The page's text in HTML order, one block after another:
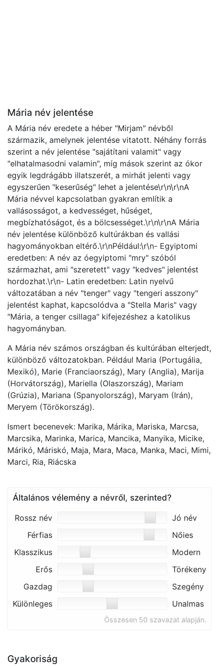
Mária név jelentése
A Mária név eredete a héber "Mirjam" névből
származik, amelynek jelentése vitatott. Néhány forrás
szerint a név jelentése "sajátítani valamit" vagy
"elhatalmasodni valamin", míg mások szerint az ókor
egyik legdrágább illatszerét, a mirhát jelenti vagy
egyszerűen "keserűség" lehet a jelentése\r\n\r\nA
Mária névvel kapcsolatban gyakran említik a
vallásosságot, a kedvességet, hűséget,
megbízhatóságot, és a bölcsességet.\r\n\r\nA Mária
név jelentése különböző kultúrákban és vallási
hagyományokban eltérő.\r\nPéldául:\r\n- Egyiptomi
eredetben: A név az óegyiptomi "mry" szóból
származhat, ami "szeretett" vagy "kedves" jelentést
hordozhat​​.\r\n- Latin eredetben: Latin nyelvű
változatában a név "tenger" vagy "tengeri asszony"
jelentést kaphat, kapcsolódva a "Stella Maris" vagy
"Mária, a tenger csillaga" kifejezéshez a katolikus
hagyományban​​.
A Mária név számos országban és kultúrában elterjedt,
különböző változatokban. Például Maria (Portugália,
Mexikó), Marie (Franciaország), Mary (Anglia), Marija
(Horvátország), Mariella (Olaszország), Mariam
(Grúzia), Mariana (Spanyolország), Maryam (Irán),
Meryem (Törökország).
Ismert becenevek: Marika, Márika, Mariska, Marcsa,
Marcsika, Marinka, Marica, Mancika, Manyika, Micike,
Márikó, Máriskó, Maja, Mara, Maca, Manka, Maci, Mimi,
Marci, Ria, Riácska
Általános vélemény a névről, szerinted?
Rossz név
Jó név
Férfias
Nőies
Klasszikus
Modern
Erős
Törékeny
Gazdag
Szegény
Különleges
Unalmas
Összesen 50 szavazat alapján.
Gyakoriság